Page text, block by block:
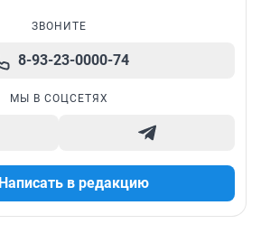
ЗВОНИТЕ
8-93-23-0000-74
МЫ В СОЦСЕТЯХ
Написать в редакцию